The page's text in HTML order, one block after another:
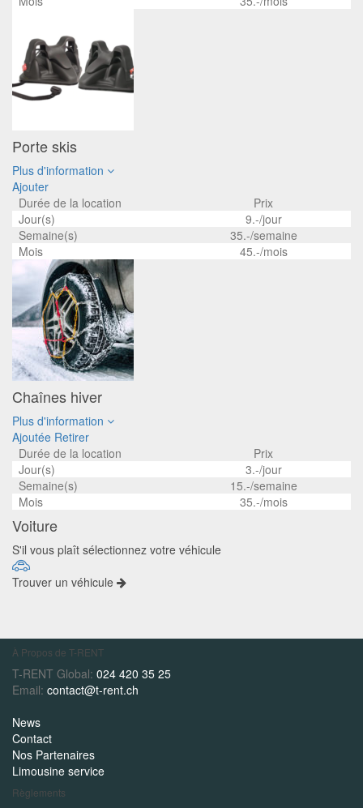
Porte skis
Plus d'information
Ajouter
Durée de la location
Prix
Jour(s)
9.-/jour
Semaine(s)
35.-/semaine
Mois
45.-/mois
Chaînes hiver
Plus d'information
Ajoutée Retirer
Durée de la location
Prix
Jour(s)
3.-/jour
Semaine(s)
15.-/semaine
Mois
35.-/mois
Voiture
S'il vous plaît sélectionnez votre véhicule
Trouver un véhicule
À Propos de T-RENT
T-RENT Global: 024 420 35 25
Email: contact@t-rent.ch
News
Contact
Nos Partenaires
Limousine service
Règlements